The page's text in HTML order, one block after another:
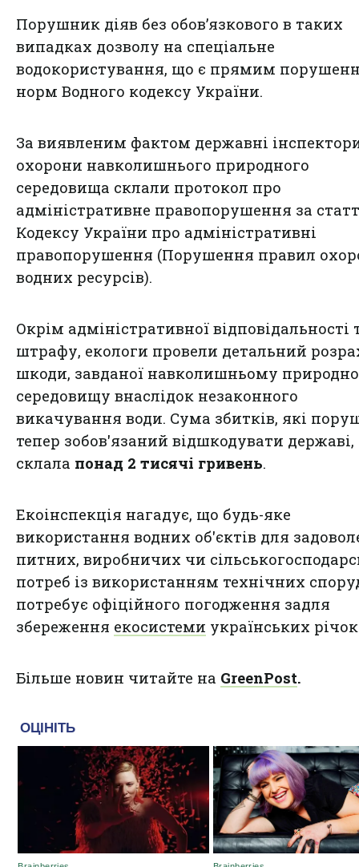
Порушник діяв без обов’язкового в таких
випадках дозволу на спеціальне
водокористування, що є прямим
норм Водного кодексу України.
За виявленим фактом державні
охорони навколишнього природного
середовища склали протокол про
адміністративне правопорушення за
Кодексу України про адміністративні
правопорушення (Порушення правил
водних ресурсів).
Окрім адміністративної відповідальності
штрафу, екологи провели детальний
шкоди, завданої навколишньому
середовищу внаслідок незаконного
викачування води. Сума збитків, які
тепер зобов'язаний відшкодувати державі,
склала понад 2 тисячі гривень.
Екоінспекція нагадує, що будь-яке
використання водних об'єктів для
питних, виробничих чи
потреб із використанням технічних
потребує офіційного погодження задля
збереження екосистеми українських
Більше новин читайте на GreenPost.